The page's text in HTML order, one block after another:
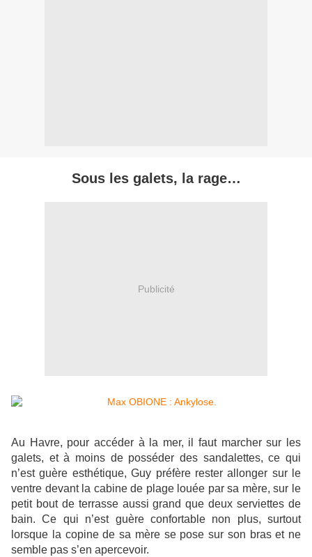
Sous les galets, la rage…
Publicité
Au Havre, pour accéder à la mer, il faut marcher sur les
galets, et à moins de posséder des sandalettes, ce qui
n’est guère esthétique, Guy préfère rester allonger sur le
ventre devant la cabine de plage louée par sa mère, sur le
petit bout de terrasse aussi grand que deux serviettes de
bain. Ce qui n’est guère confortable non plus, surtout
lorsque la copine de sa mère se pose sur son bras et ne
semble pas s’en apercevoir.